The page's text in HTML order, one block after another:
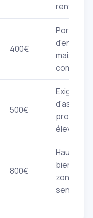
renforcée
400€
Portes
d'entrée
maison,
500€
Exigences
élevée
800€
Haute
biens de
zones
sensibles